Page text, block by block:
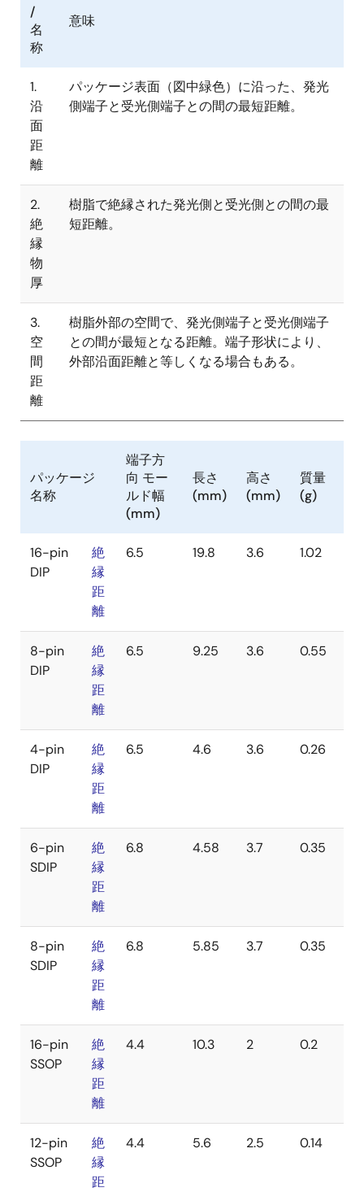
/
名
称
意味
1.
沿
面
距
離
パッケージ表面（図中緑色）に沿った、発光
側端子と受光側端子との間の最短距離。
2.
絶
縁
物
厚
樹脂で絶縁された発光側と受光側との間の最
短距離。
3.
空
間
距
離
樹脂外部の空間で、発光側端子と受光側端子
との間が最短となる距離。端子形状により、
外部沿面距離と等しくなる場合もある。
パッケージ
名称
端子方
向 モー
ルド幅
(mm)
長さ
(mm)
高さ
(mm)
質量
(g)
16-pin
DIP
絶
縁
距
離
6.5 19.8 3.6 1.02
8-pin
DIP
絶
縁
距
離
6.5 9.25 3.6 0.55
4-pin
DIP
絶
縁
距
離
6.5 4.6 3.6 0.26
6-pin
SDIP
絶
縁
距
離
6.8 4.58 3.7 0.35
8-pin
SDIP
絶
縁
距
離
6.8 5.85 3.7 0.35
16-pin
SSOP
絶
縁
距
離
4.4 10.3 2 0.2
12-pin
SSOP
絶
縁
距
4.4 5.6 2.5 0.14